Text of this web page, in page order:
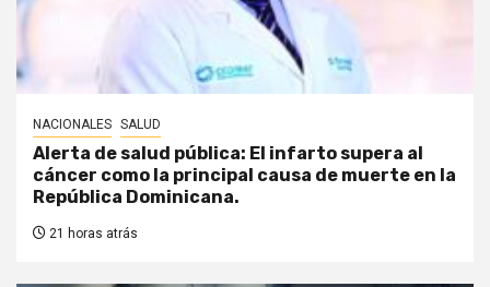
NACIONALES SALUD
Alerta de salud pública: El infarto supera al
cáncer como la principal causa de muerte en la
República Dominicana.
21 horas atrás